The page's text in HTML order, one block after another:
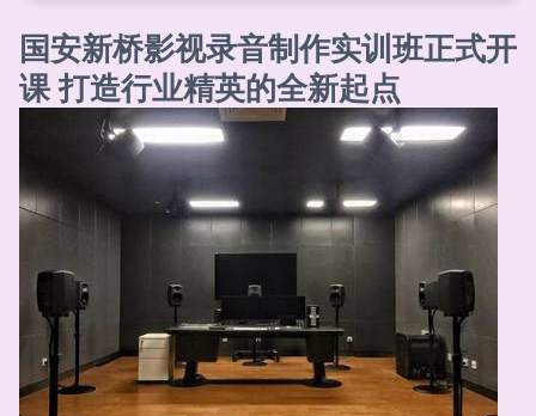
国安新桥影视录音制作实训班正式开
课 打造行业精英的全新起点